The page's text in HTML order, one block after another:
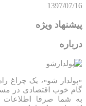
1397/07/16
پیشنهاد ویژه
درباره
«پولدار شو»، یک چراغ
گام خوب اقتصادی در
به شما صرفا اطلاعات